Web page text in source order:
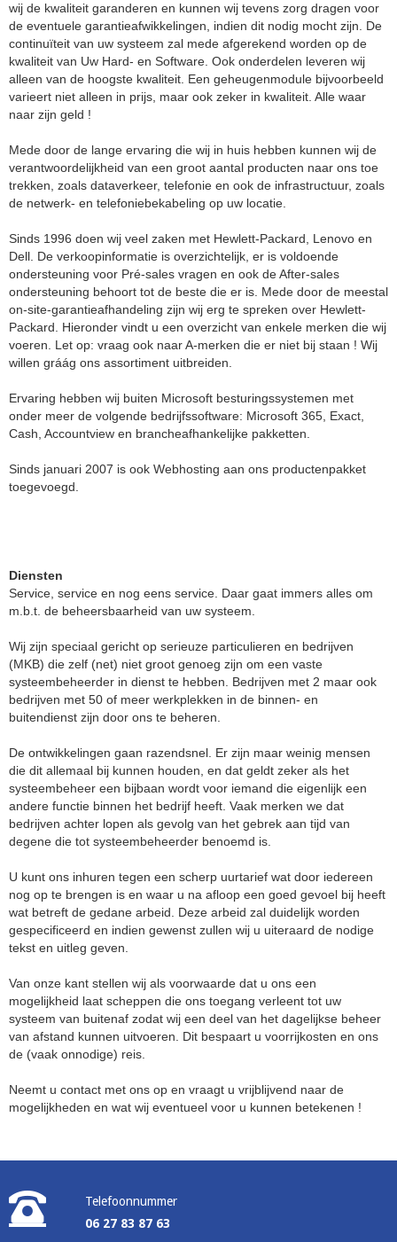
wij de kwaliteit garanderen en kunnen wij tevens zorg dragen voor
de eventuele garantieafwikkelingen, indien dit nodig mocht zijn. De
continuïteit van uw systeem zal mede afgerekend worden op de
kwaliteit van Uw Hard- en Software. Ook onderdelen leveren wij
alleen van de hoogste kwaliteit. Een geheugenmodule bijvoorbeeld
varieert niet alleen in prijs, maar ook zeker in kwaliteit. Alle waar
naar zijn geld !
Mede door de lange ervaring die wij in huis hebben kunnen wij de
verantwoordelijkheid van een groot aantal producten naar ons toe
trekken, zoals dataverkeer, telefonie en ook de infrastructuur, zoals
de netwerk- en telefoniebekabeling op uw locatie.
Sinds 1996 doen wij veel zaken met Hewlett-Packard, Lenovo en
Dell. De verkoopinformatie is overzichtelijk, er is voldoende
ondersteuning voor Pré-sales vragen en ook de After-sales
ondersteuning behoort tot de beste die er is. Mede door de meestal
on-site-garantieafhandeling zijn wij erg te spreken over Hewlett-
Packard. Hieronder vindt u een overzicht van enkele merken die wij
voeren. Let op: vraag ook naar A-merken die er niet bij staan ! Wij
willen gráág ons assortiment uitbreiden.
Ervaring hebben wij buiten Microsoft besturingssystemen met
onder meer de volgende bedrijfssoftware: Microsoft 365, Exact,
Cash, Accountview en brancheafhankelijke pakketten.
Sinds januari 2007 is ook Webhosting aan ons productenpakket
toegevoegd.
Diensten
Service, service en nog eens service. Daar gaat immers alles om
m.b.t. de beheersbaarheid van uw systeem.
Wij zijn speciaal gericht op serieuze particulieren en bedrijven
(MKB) die zelf (net) niet groot genoeg zijn om een vaste
systeembeheerder in dienst te hebben. Bedrijven met 2 maar ook
bedrijven met 50 of meer werkplekken in de binnen- en
buitendienst zijn door ons te beheren.
De ontwikkelingen gaan razendsnel. Er zijn maar weinig mensen
die dit allemaal bij kunnen houden, en dat geldt zeker als het
systeembeheer een bijbaan wordt voor iemand die eigenlijk een
andere functie binnen het bedrijf heeft. Vaak merken we dat
bedrijven achter lopen als gevolg van het gebrek aan tijd van
degene die tot systeembeheerder benoemd is.
U kunt ons inhuren tegen een scherp uurtarief wat door iedereen
nog op te brengen is en waar u na afloop een goed gevoel bij heeft
wat betreft de gedane arbeid. Deze arbeid zal duidelijk worden
gespecificeerd en indien gewenst zullen wij u uiteraard de nodige
tekst en uitleg geven.
Van onze kant stellen wij als voorwaarde dat u ons een
mogelijkheid laat scheppen die ons toegang verleent tot uw
systeem van buitenaf zodat wij een deel van het dagelijkse beheer
van afstand kunnen uitvoeren. Dit bespaart u voorrijkosten en ons
de (vaak onnodige) reis.
Neemt u contact met ons op en vraagt u vrijblijvend naar de
mogelijkheden en wat wij eventueel voor u kunnen betekenen !
Telefoonnummer
06 27 83 87 63